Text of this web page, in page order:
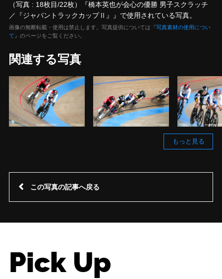
（写真 : 18枚目/22枚）『橋本英也が会心の優勝 男子スクラッチ
／『ジャパントラックカップⅡ』』で使用されている写真。
画像の無断転載・使用は禁止します。写真提供については『写真素材の使用につい
て 』のページをご覧ください。
関連する写真
もっと見る
この写真の記事へ戻る
Pick Up